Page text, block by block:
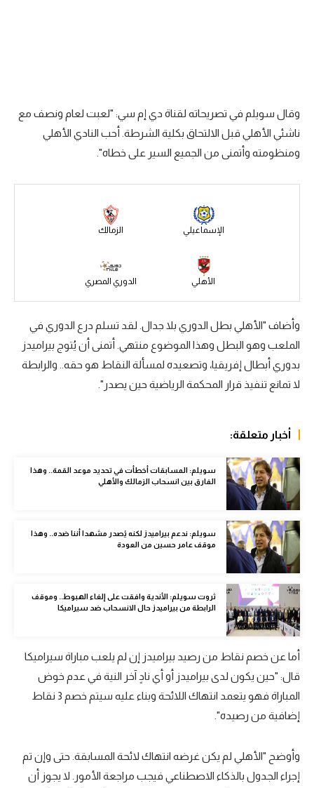
سعودي في الجول
الدوري الإنجليزي
كرة سلة
كرة يد
كرة طائرة
رياضة نسائية
آسيا
أمريكا
ركن الألعاب
أقسام خاصة
Gamers
ميركاتو
تقرير في الجول
حكايات في الجول
وقال سويلم في تصريحاته لقناة دي إم سي: "لعبت لعام ونصف مع
ناشئي الأهلي قبل الالتحاق بكلية الشرطة. أحب النادي الأهلي
ومنظومته وأتمنى من الجميع السير على خطاه".
الإسماعيلي الزمالك
الأهلي الدوري المصري
وأضاف "الأهلي بطل الدوري بلا جدال. لقد تسلم درع الدوري في
الملعب وهو البطل وهذا الموضوع منتهي. أتمنى أن يُتوج بيراميدز
بدوري أبطال إفريقيا، وتصعيده لمسألة النقاط هو حقه.. والرابطة
لا تمانع تنفيذ قرار المحكمة الرياضية حين يصدر".
أخبار متعلقة:
سويلم: المسابقات أخطأت في تحديد موعد القمة.. وهذا
الفارق بين انسحاب الزمالك والأهلي
سويلم: ندعم بيراميدز لكنه يُصدر مشهدا أننا ضده.. وهذا
موقف عامر حسين من العودة
ثروت سويلم: الأندية وافقت على إلغاء الهبوط.. وموقف
الرابطة من بيراميدز حال الانسحاب ضد سيراميكا
أما عن خصم نقاط من رصيد بيراميدز إن لم يلعب مباراة سيراميكا
قال: "حين يكون لدى بيراميدز أو أي نادٍ آخر النية في عدم خوض
المباراة فهو يتعمد انتهاك اللائحة وبناء عليه سيتم خصم 3 نقاط
إضافية من رصيده".
وأوضح "الأهلي لم يكن غرضه انتهاك لائحة المسابقة. حتى وإن تم
إجراء الجدول بالذكاء الاصطناعي فيجب مراجعة الأمور. لا يجوز أن